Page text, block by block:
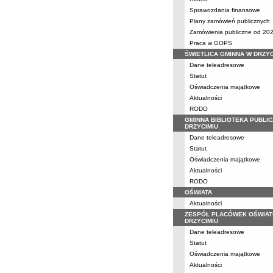
Sprawozdania finansowe
Plany zamówień publicznych
Zamówienia publiczne od
Praca w GOPS
ŚWIETLICA GMINNA W
Dane teleadresowe
Statut
Oświadczenia majątkowe
Aktualności
RODO
GMINNA BIBLIOTEKA
DRZYCIMIU
Dane teleadresowe
Statut
Oświadczenia majątkowe
Aktualności
RODO
OŚWIATA
Aktualności
ZESPÓŁ PLACÓWEK
DRZYCIMIU
Dane teleadresowe
Statut
Oświadczenia majątkowe
Aktualności